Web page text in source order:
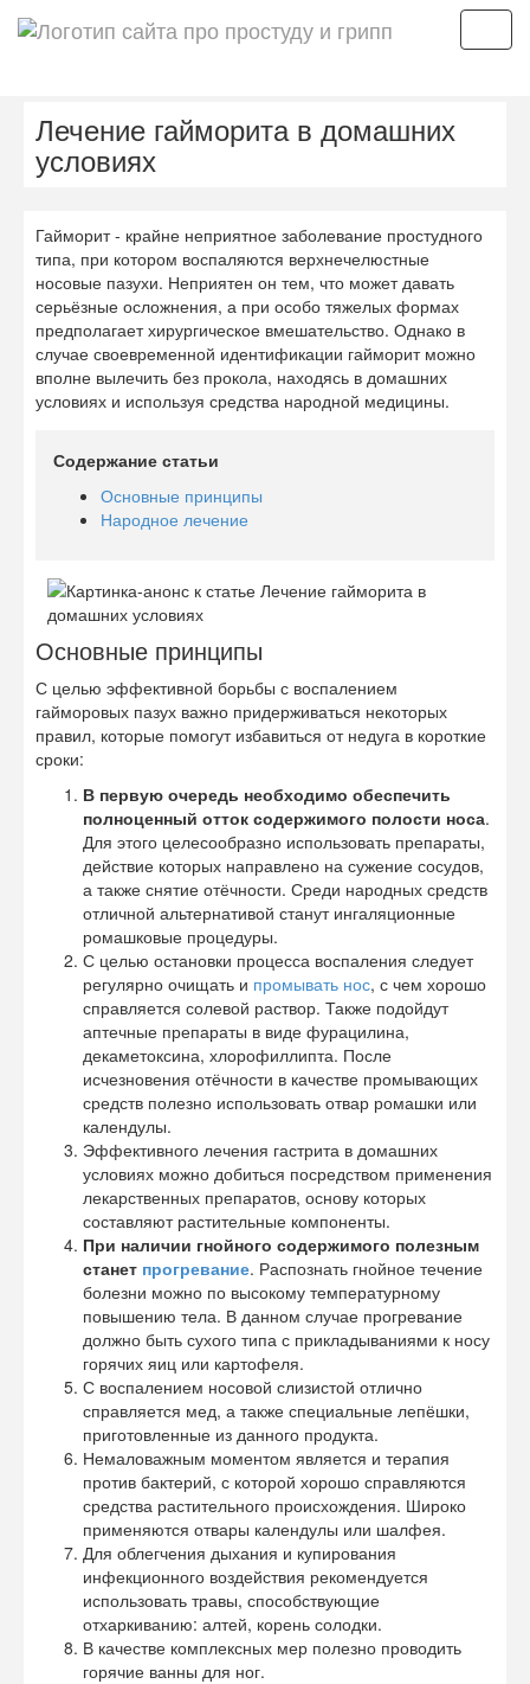
Лечение гайморита в домашних
условиях
Гайморит - крайне неприятное заболевание простудного
типа, при котором воспаляются верхнечелюстные
носовые пазухи. Неприятен он тем, что может давать
серьёзные осложнения, а при особо тяжелых формах
предполагает хирургическое вмешательство. Однако в
случае своевременной идентификации гайморит можно
вполне вылечить без прокола, находясь в домашних
условиях и используя средства народной медицины.
Содержание статьи
Основные принципы
Народное лечение
Основные принципы
С целью эффективной борьбы с воспалением
гайморовых пазух важно придерживаться некоторых
правил, которые помогут избавиться от недуга в короткие
сроки:
В первую очередь необходимо обеспечить
полноценный отток содержимого полости носа.
Для этого целесообразно использовать препараты,
действие которых направлено на сужение сосудов,
а также снятие отёчности. Среди народных средств
отличной альтернативой станут ингаляционные
ромашковые процедуры.
С целью остановки процесса воспаления следует
регулярно очищать и промывать нос, с чем хорошо
справляется солевой раствор. Также подойдут
аптечные препараты в виде фурацилина,
декаметоксина, хлорофиллипта. После
исчезновения отёчности в качестве промывающих
средств полезно использовать отвар ромашки или
календулы.
Эффективного лечения гастрита в домашних
условиях можно добиться посредством применения
лекарственных препаратов, основу которых
составляют растительные компоненты.
При наличии гнойного содержимого полезным
станет прогревание. Распознать гнойное течение
болезни можно по высокому температурному
повышению тела. В данном случае прогревание
должно быть сухого типа с прикладываниями к носу
горячих яиц или картофеля.
С воспалением носовой слизистой отлично
справляется мед, а также специальные лепёшки,
приготовленные из данного продукта.
Немаловажным моментом является и терапия
против бактерий, с которой хорошо справляются
средства растительного происхождения. Широко
применяются отвары календулы или шалфея.
Для облегчения дыхания и купирования
инфекционного воздействия рекомендуется
использовать травы, способствующие
отхаркиванию: алтей, корень солодки.
В качестве комплексных мер полезно проводить
горячие ванны для ног.